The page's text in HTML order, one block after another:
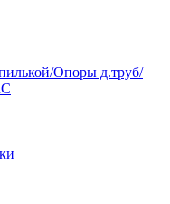
Опоры д.труб/